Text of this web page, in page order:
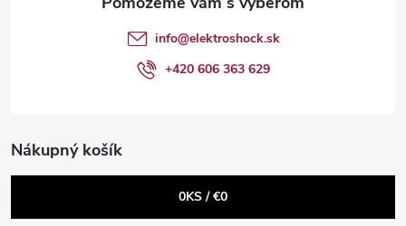
info@elektroshock.sk
+420 606 363 629
Nákupný košík
0KS /€0